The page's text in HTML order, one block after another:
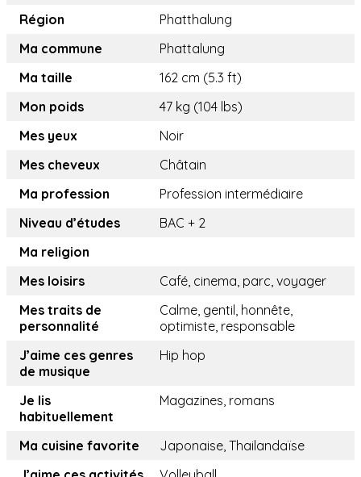
Région
Phatthalung
Ma commune
Phattalung
Ma taille
162 cm (5.3 ft)
Mon poids
47 kg (104 lbs)
Mes yeux
Noir
Mes cheveux
Châtain
Ma profession
Profession intermédiaire
Niveau d’études
BAC + 2
Ma religion
Mes loisirs
Café, cinema, parc, voyager
Mes traits de
personnalité
Calme, gentil, honnête,
optimiste, responsable
J’aime ces genres
de musique
Hip hop
Je lis
habituellement
Magazines, romans
Ma cuisine favorite
Japonaise, Thailandaïse